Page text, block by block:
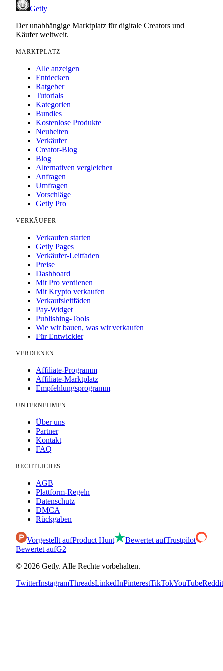
Getly
Der unabhängige Marktplatz für digitale Creators und
Käufer weltweit.
MARKTPLATZ
Alle anzeigen
Entdecken
Ratgeber
Tutorials
Kategorien
Bundles
Kostenlose Produkte
Neuheiten
Verkäufer
Creator-Blog
Blog
Alternativen vergleichen
Anfragen
Umfragen
Vorschläge
Getly Pro
VERKÄUFER
Verkaufen starten
Getly Pages
Verkäufer-Leitfaden
Preise
Dashboard
Mit Pro verdienen
Mit Krypto verkaufen
Verkaufsleitfäden
Pay-Widget
Publishing-Tools
Wie wir bauen, was wir verkaufen
Für Entwickler
VERDIENEN
Affiliate-Programm
Affiliate-Marktplatz
Empfehlungsprogramm
UNTERNEHMEN
Über uns
Partner
Kontakt
FAQ
RECHTLICHES
AGB
Plattform-Regeln
Datenschutz
DMCA
Rückgaben
Vorgestellt aufProduct Hunt Bewertet aufTrustpilot
Bewertet aufG2
© 2026 Getly. Alle Rechte vorbehalten.
TwitterInstagramThreadsLinkedInPinterestTikTokYouTubeReddit